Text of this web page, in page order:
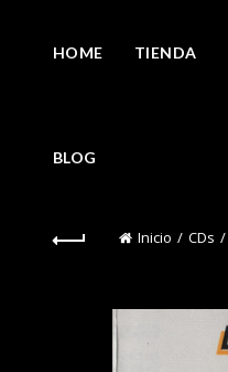
HOME TIENDA
BLOG
Inicio CDs